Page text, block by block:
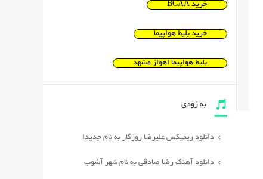
خرید BCAA
خرید بلیط هواپیما
بلیط هواپیما اهواز مشهد
به زودی
دانلود ریمیکس علیرضا روزگار به نام جدیدا
دانلود آهنگ رضا صادقی به نام شهر آشوب